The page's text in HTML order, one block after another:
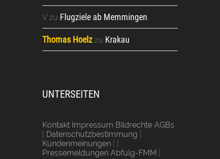
Vzu Flugziele ab Memmingen
Thomas Hoelz zu Krakau
UNTERSEITEN
Kontakt Impressum Bildrechte AGBs
Datenschutzbestimmung
Kundenmeinungen
Pressemeldungen Abfulg-FMM